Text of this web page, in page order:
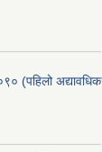
‌‍(पहिलो अद्यावधिक